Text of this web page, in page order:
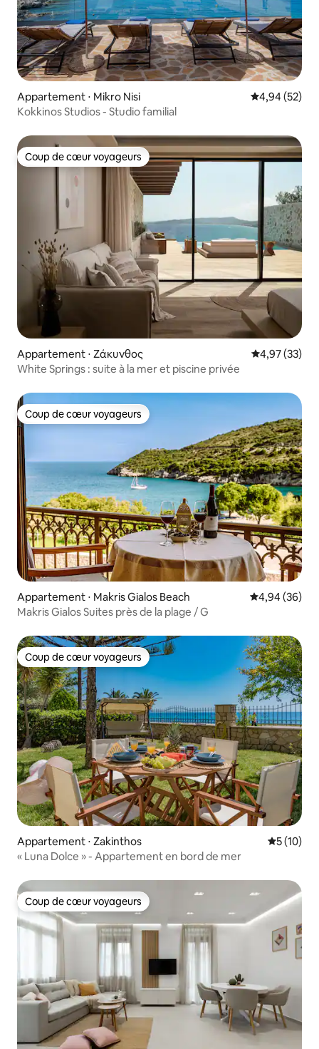
Appartement ⋅ Mikro Nisi Évaluation
4,94 (52)
Kokkinos Studios - Studio familial
Coup de cœur voyageurs
Coup de cœur voyageurs
Appartement ⋅ Ζάκυνθος Évaluation
4,97 (33)
White Springs : suite à la mer et piscine privée
Coup de cœur voyageurs
Coup de cœur voyageurs
Appartement ⋅ Makris Gialos Beach Évaluation
4,94 (36)
Makris Gialos Suites près de la plage / G
Coup de cœur voyageurs
Coup de cœur voyageurs
Appartement ⋅ Zakinthos
5 (10)
« Luna Dolce » - Appartement en bord de mer
Coup de cœur voyageurs
Coup de cœur voyageurs